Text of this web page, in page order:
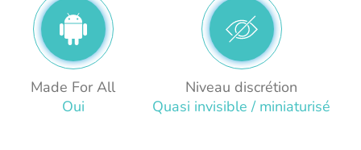
Made For All
Oui
Niveau discrétion
Quasi invisible / miniaturisé